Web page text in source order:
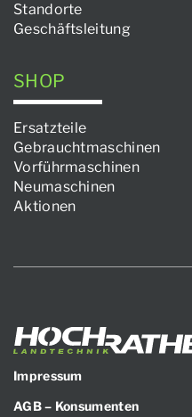
Standorte
Geschäftsleitung
SHOP
Ersatzteile
Gebrauchtmaschinen
Vorführmaschinen
Neumaschinen
Aktionen
Impressum
AGB – Konsumenten